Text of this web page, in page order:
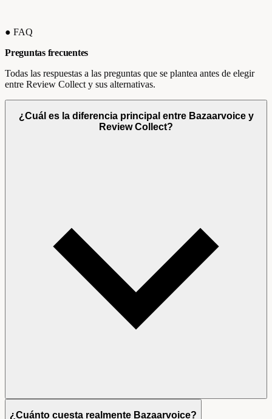
● FAQ
Preguntas frecuentes
Todas las respuestas a las preguntas que se plantea antes de elegir
entre Review Collect y sus alternativas.
¿Cuál es la diferencia principal entre Bazaarvoice y
Review Collect?
¿Cuánto cuesta realmente Bazaarvoice?